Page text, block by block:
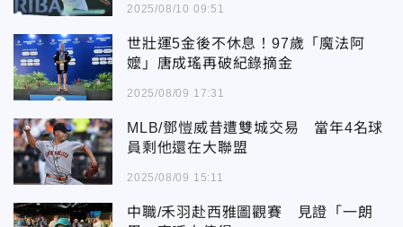
2025/08/10 09:51
世壯運5金後不休息！97歲「魔法阿
嬤」唐成瑤再破紀錄摘金
2025/08/09 17:31
MLB/鄧愷威昔遭雙城交易 當年4名球
員剩他還在大聯盟
2025/08/09 15:11
中職/禾羽赴西雅圖觀賽 見證「一朗